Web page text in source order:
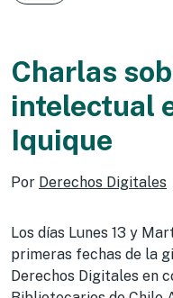
Charlas
intelectual
Iquique
Por Derechos Digitales
Los días Lunes 13 y
primeras fechas de la
Derechos Digitales en